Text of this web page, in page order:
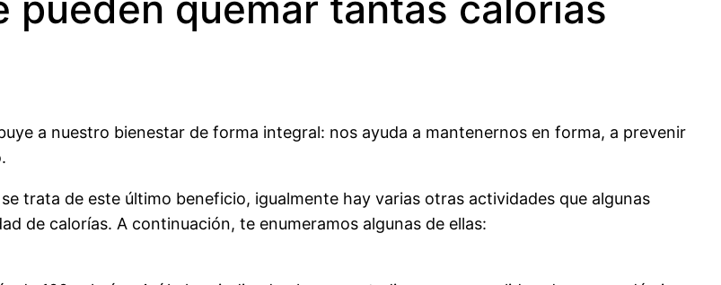
a nuestro bienestar de forma integral: nos ayuda a mantenernos en forma, a prevenir
trata de este último beneficio, igualmente hay varias otras actividades que algunas
de calorías. A continuación, te enumeramos algunas de ellas: